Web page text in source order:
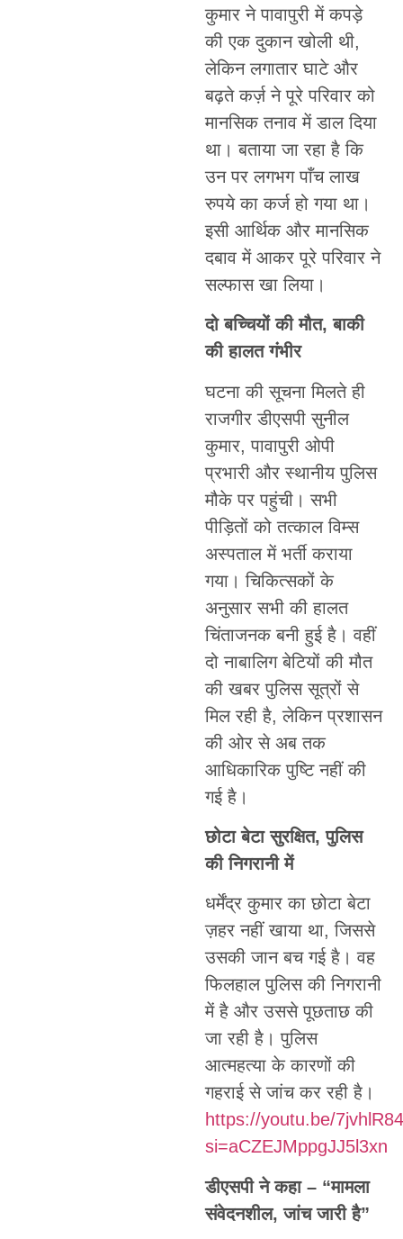
कुमार ने पावापुरी में कपड़े
की एक दुकान खोली थी,
लेकिन लगातार घाटे और
बढ़ते कर्ज़ ने पूरे परिवार को
मानसिक तनाव में डाल दिया
था। बताया जा रहा है कि
उन पर लगभग पाँच लाख
रुपये का कर्ज हो गया था।
इसी आर्थिक और मानसिक
दबाव में आकर पूरे परिवार ने
सल्फास खा लिया।
दो बच्चियों की मौत, बाकी
की हालत गंभीर
घटना की सूचना मिलते ही
राजगीर डीएसपी सुनील
कुमार, पावापुरी ओपी
प्रभारी और स्थानीय पुलिस
मौके पर पहुंची। सभी
पीड़ितों को तत्काल विम्स
अस्पताल में भर्ती कराया
गया। चिकित्सकों के
अनुसार सभी की हालत
चिंताजनक बनी हुई है। वहीं
दो नाबालिग बेटियों की मौत
की खबर पुलिस सूत्रों से
मिल रही है, लेकिन प्रशासन
की ओर से अब तक
आधिकारिक पुष्टि नहीं की
गई है।
छोटा बेटा सुरक्षित, पुलिस
की निगरानी में
धर्मेंद्र कुमार का छोटा बेटा
ज़हर नहीं खाया था, जिससे
उसकी जान बच गई है। वह
फिलहाल पुलिस की निगरानी
में है और उससे पूछताछ की
जा रही है। पुलिस
आत्महत्या के कारणों की
गहराई से जांच कर रही है।
https://youtu.be/
si=aCZEJMppgJJ5l3xn
डीएसपी ने कहा – “मामला
संवेदनशील, जांच जारी है”